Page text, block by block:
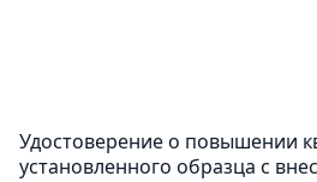
Удостоверение о повышении
установленного образца с